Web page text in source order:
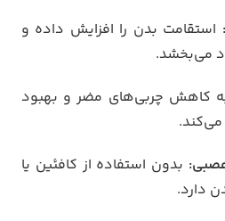
استقامت بدن را افزایش داده و
می‌بخشد.
کاهش چربی‌های مضر و بهبود
بدون استفاده از کافئین یا
دارد.